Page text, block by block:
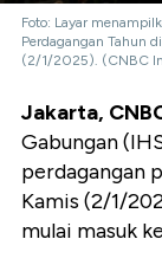
Foto: Layar
Perdagangan Tahun
(2/1/2025). (CNBC
Jakarta,
Gabungan
perdagangan
Kamis (2/1/
mulai masuk